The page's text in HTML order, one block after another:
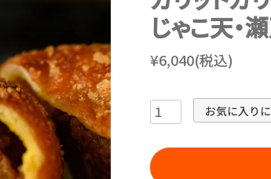
じゃこ天・
¥6,040(税込)
お気に入り